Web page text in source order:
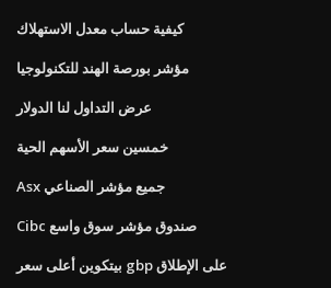
كيفية حساب معدل الاستهلاك
مؤشر بورصة الهند للتكنولوجيا
عرض التداول لنا الدولار
خمسين سعر الأسهم الحية
Asx جميع مؤشر الصناعي
Cibc صندوق مؤشر سوق واسع
بيتكوين أعلى سعر gbp على الإطلاق